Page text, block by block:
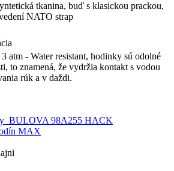
tkanina, buď s klasickou prackou,
NATO strap
atm - Water resistant, hodinky sú odolné
to znamená, že vydržia kontakt s vodou
rúk a v daždi.